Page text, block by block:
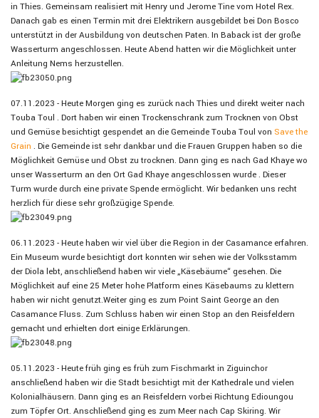
in Thies. Gemeinsam realisiert mit Henry und Jerome Tine vom Hotel Rex.
Danach gab es einen Termin mit drei Elektrikern ausgebildet bei Don Bosco
unterstützt in der Ausbildung von deutschen Paten. In Baback ist der große
Wasserturm angeschlossen. Heute Abend hatten wir die Möglichkeit unter
Anleitung Nems herzustellen.
07.11.2023 - Heute Morgen ging es zurück nach Thies und direkt weiter nach
Touba Toul . Dort haben wir einen Trockenschrank zum Trocknen von Obst
und Gemüse besichtigt gespendet an die Gemeinde Touba Toul von Save the
Grain . Die Gemeinde ist sehr dankbar und die Frauen Gruppen haben so die
Möglichkeit Gemüse und Obst zu trocknen. Dann ging es nach Gad Khaye wo
unser Wasserturm an den Ort Gad Khaye angeschlossen wurde . Dieser
Turm wurde durch eine private Spende ermöglicht. Wir bedanken uns recht
herzlich für diese sehr großzügige Spende.
06.11.2023 - Heute haben wir viel über die Region in der Casamance erfahren.
Ein Museum wurde besichtigt dort konnten wir sehen wie der Volksstamm
der Diola lebt, anschließend haben wir viele „Käsebäume“ gesehen. Die
Möglichkeit auf eine 25 Meter hohe Platform eines Käsebaums zu klettern
haben wir nicht genutzt.Weiter ging es zum Point Saint George an den
Casamance Fluss. Zum Schluss haben wir einen Stop an den Reisfeldern
gemacht und erhielten dort einige Erklärungen.
05.11.2023 - Heute früh ging es früh zum Fischmarkt in Ziguinchor
anschließend haben wir die Stadt besichtigt mit der Kathedrale und vielen
Kolonialhäusern. Dann ging es an Reisfeldern vorbei Richtung Edioungou
zum Töpfer Ort. Anschließend ging es zum Meer nach Cap Skiring. Wir